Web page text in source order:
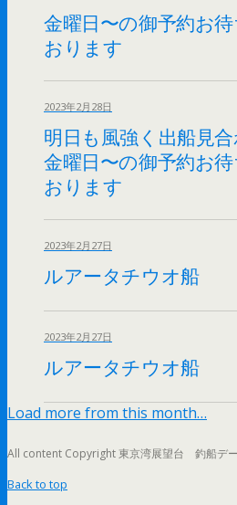
金曜日〜の御予約お
おります
2023年2月28日
明日も風強く出船見合
金曜日〜の御予約お
おります
2023年2月27日
ルアータチウオ船
2023年2月27日
ルアータチウオ船
Load more from this month…
All content Copyright 東京湾展望台 釣船デ
Back to top